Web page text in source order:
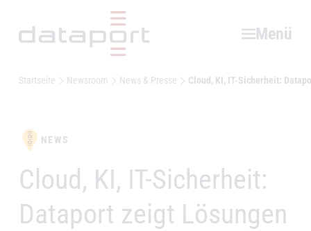
Menü
Startseite Newsroom News & Presse Cloud, KI, IT-Sicherheit:
NEWS
–
Cloud, KI, IT-Sicherheit:
Dataport zeigt Lösungen